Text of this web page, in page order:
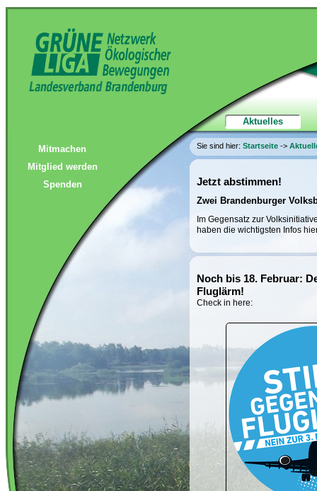
Aktuelles
Mitmachen
Mitglied werden
Spenden
Sie sind hier: Startseite ->
Jetzt abstimmen!
Zwei Brandenburger
Im Gegensatz zur
haben die wichtigsten Infos
Noch bis 18. Februar:
Fluglärm!
Check in here: